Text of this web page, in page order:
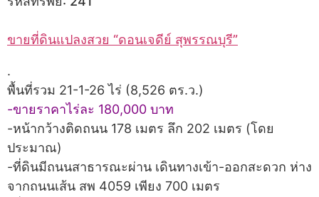
ขายที่ดินแปลงสวย “ดอนเจดีย์ สุพรรณบุรี”
.
พื้นที่รวม 21-1-26 ไร่ (8,526 ตร.ว.)
-ขายราคาไร่ละ 180,000 บาท
-หน้ากว้างติดถนน 178 เมตร ลึก 202 เมตร (โดย
ประมาณ)
-ที่ดินมีถนนสาธารณะผ่าน เดินทางเข้า-ออกสะดวก ห่าง
จากถนนเส้น สพ 4059 เพียง 700 เมตร